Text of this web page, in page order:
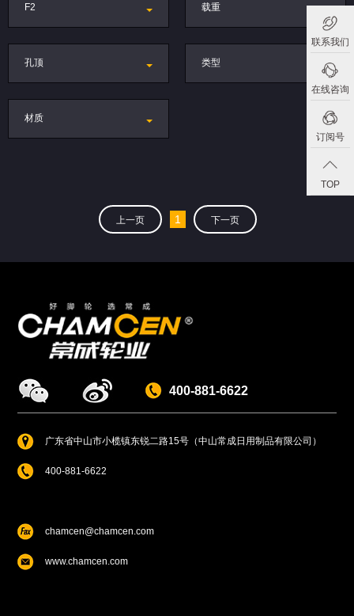
联系我们
在线咨询
订阅号
TOP
F2 载重
孔顶 类型
材质
上一页 1 下一页
400-881-6622
广东省中山市小榄镇东锐二路15号（中山常成日用制品有限公司）
400-881-6622
chamcen@chamcen.com
www.chamcen.com